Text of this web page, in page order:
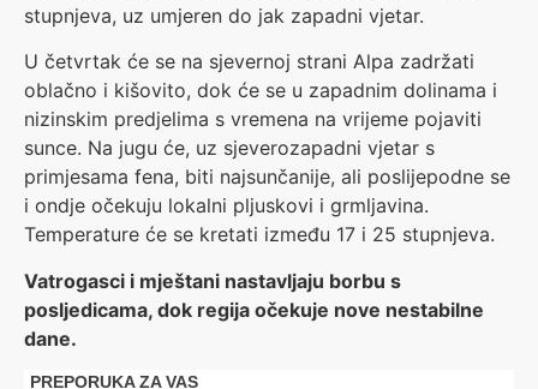
stupnjeva, uz umjeren do jak zapadni vjetar.
U četvrtak će se na sjevernoj strani Alpa zadržati
oblačno i kišovito, dok će se u zapadnim dolinama i
nizinskim predjelima s vremena na vrijeme pojaviti
sunce. Na jugu će, uz sjeverozapadni vjetar s
primjesama fena, biti najsunčanije, ali poslijepodne se
i ondje očekuju lokalni pljuskovi i grmljavina.
Temperature će se kretati između 17 i 25 stupnjeva.
Vatrogasci i mještani nastavljaju borbu s
posljedicama, dok regija očekuje nove nestabilne
dane.